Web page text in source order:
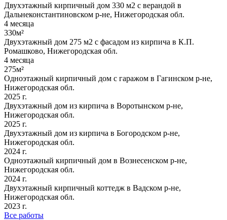
Двухэтажный кирпичный дом 330 м2 с верандой в
Дальнеконстантиновском р-не, Нижегородская обл.
4 месяца
330м²
Двухэтажный дом 275 м2 с фасадом из кирпича в К.П.
Ромашково, Нижегородская обл.
4 месяца
275м²
Одноэтажный кирпичный дом с гаражом в Гагинском р-не,
Нижегородская обл.
2025 г.
Двухэтажный дом из кирпича в Воротынском р-не,
Нижегородская обл.
2025 г.
Двухэтажный дом из кирпича в Богородском р-не,
Нижегородская обл.
2024 г.
Одноэтажный кирпичный дом в Вознесенском р-не,
Нижегородская обл.
2024 г.
Двухэтажный кирпичный коттедж в Вадском р-не,
Нижегородская обл.
2023 г.
Все работы